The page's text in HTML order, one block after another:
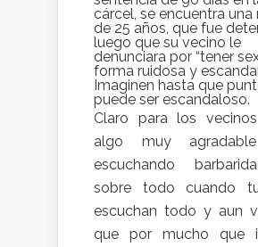
cárcel, se encuentra una
de 25 años, que fue
luego que su vecino le
denunciara por “tener
forma ruidosa y
Imaginen hasta que
puede ser escandaloso.
Claro para los
algo muy
escuchando
sobre todo cuando
escuchan todo y aun
que por mucho que